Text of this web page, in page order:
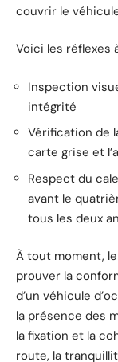
couvrir le
Voici les réflexes
Inspection
intégrité
Vérification de
carte grise et
Respect du
avant le
tous les deux
À tout moment,
prouver la
d’un véhicule
la présence des
la fixation et la
route, la